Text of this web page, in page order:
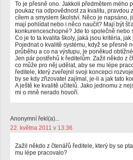
To je přesně ono. Jakkoli předmětem mého
poukaz na odpovědnost za kvalitu, pravdou
cílem a smyslem školství. Něco je napsáno,
mají pohlídat nebo i něco naučit? Mají být
konkurenceschopné? Jde to společně nebo
Co je to ta kvalita školy, jaká jsou kritéria,
Pojednat o kvalitě systému, když se přesně
průběhu a co na výstupu, je poněkud
Jen pár postřehů k ředitelům. Zažil někdo z
co může pro něj udělat, aby se mu lépe
ředitele, který zveřejnil svoji koncepci
by se kdy zřizovatel zajímal, je-li a jak tato
A ještě ke kvalitě učitelů. Jako jednomu z
mi o mně nerado hovoří.
Anonymní řekl(a)...
22. května 2011 v 13:36
Zažil někdo z čtenářů ředitele, který by se
mu lépe pracovalo?